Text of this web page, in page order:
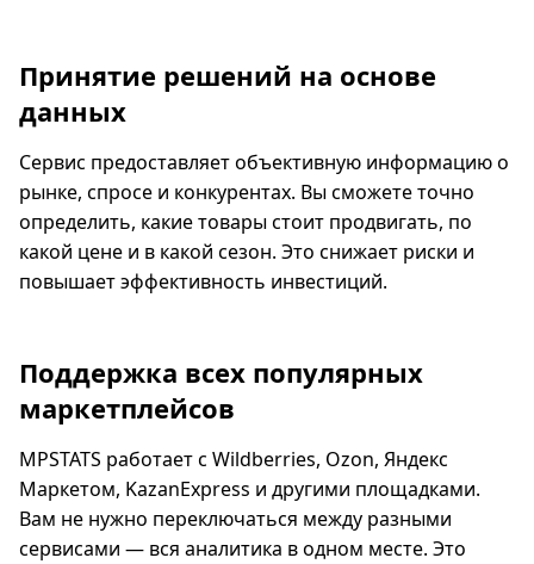
Принятие решений на основе
данных
Сервис предоставляет объективную информацию о
рынке, спросе и конкурентах. Вы сможете точно
определить, какие товары стоит продвигать, по
какой цене и в какой сезон. Это снижает риски и
повышает эффективность инвестиций.
Поддержка всех популярных
маркетплейсов
MPSTATS работает с Wildberries, Ozon, Яндекс
Маркетом, KazanExpress и другими площадками.
Вам не нужно переключаться между разными
сервисами — вся аналитика в одном месте. Это